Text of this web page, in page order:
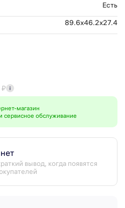
Есть
89.6x46.2x27.4
₽
магазин
сервисное обслуживание
вывод, когда появятся